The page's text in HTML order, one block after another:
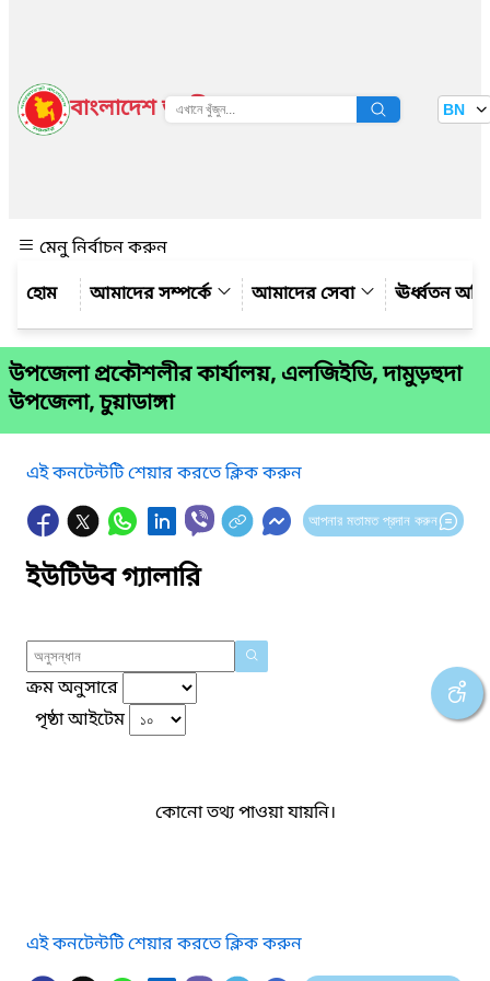
বাংলাদেশ জাতীয় তথ্য বাতায়ন BN
মেনু নির্বাচন করুন
আমাদের সম্পর্কে
আমাদের সেবা ঊর্ধ্বতন
উপজেলা প্রকৌশলীর কার্যালয়, এলজিইডি, দামুড়হুদা
উপজেলা, চুয়াডাঙ্গা
এই কনটেন্টটি শেয়ার করতে ক্লিক করুন
আপনার মতামত প্রদান করুন
ইউটিউব গ্যালারি
ক্রম অনুসারে
পৃষ্ঠা আইটেম
কোনো তথ্য পাওয়া যায়নি।
এই কনটেন্টটি শেয়ার করতে ক্লিক করুন